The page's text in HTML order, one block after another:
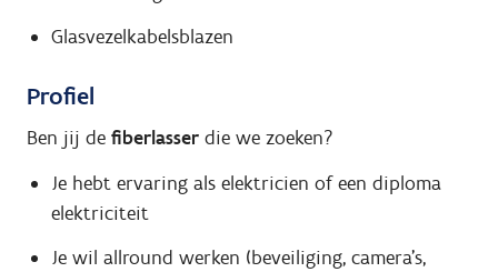
Glasvezelkabelsblazen
Profiel
Ben jij de fiberlasser die we zoeken?
Je hebt ervaring als elektricien of een diploma
elektriciteit
Je wil allround werken (beveiliging, camera's,